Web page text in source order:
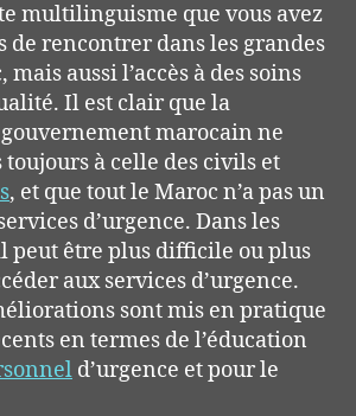
multilinguisme que vous avez
de rencontrer dans les grandes
mais aussil’accès à des soins
Il est clair que la
marocain ne
toujours à celle des civils et
, et que tout le Maroc n’a pas un
d’urgence. Dans les
peut être plus difficile ou plus
aux services d’urgence.
sont mis en pratique
en termes de l’éducation
d’urgence etpour le